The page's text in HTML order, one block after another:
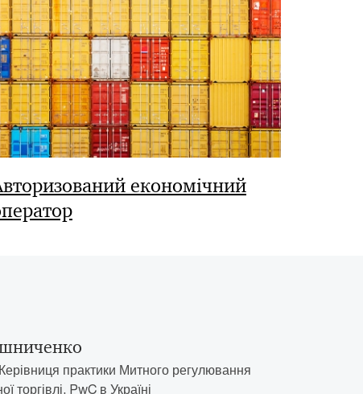
економічний
практики Митного регулювання
торгівлі, PwC в Україні